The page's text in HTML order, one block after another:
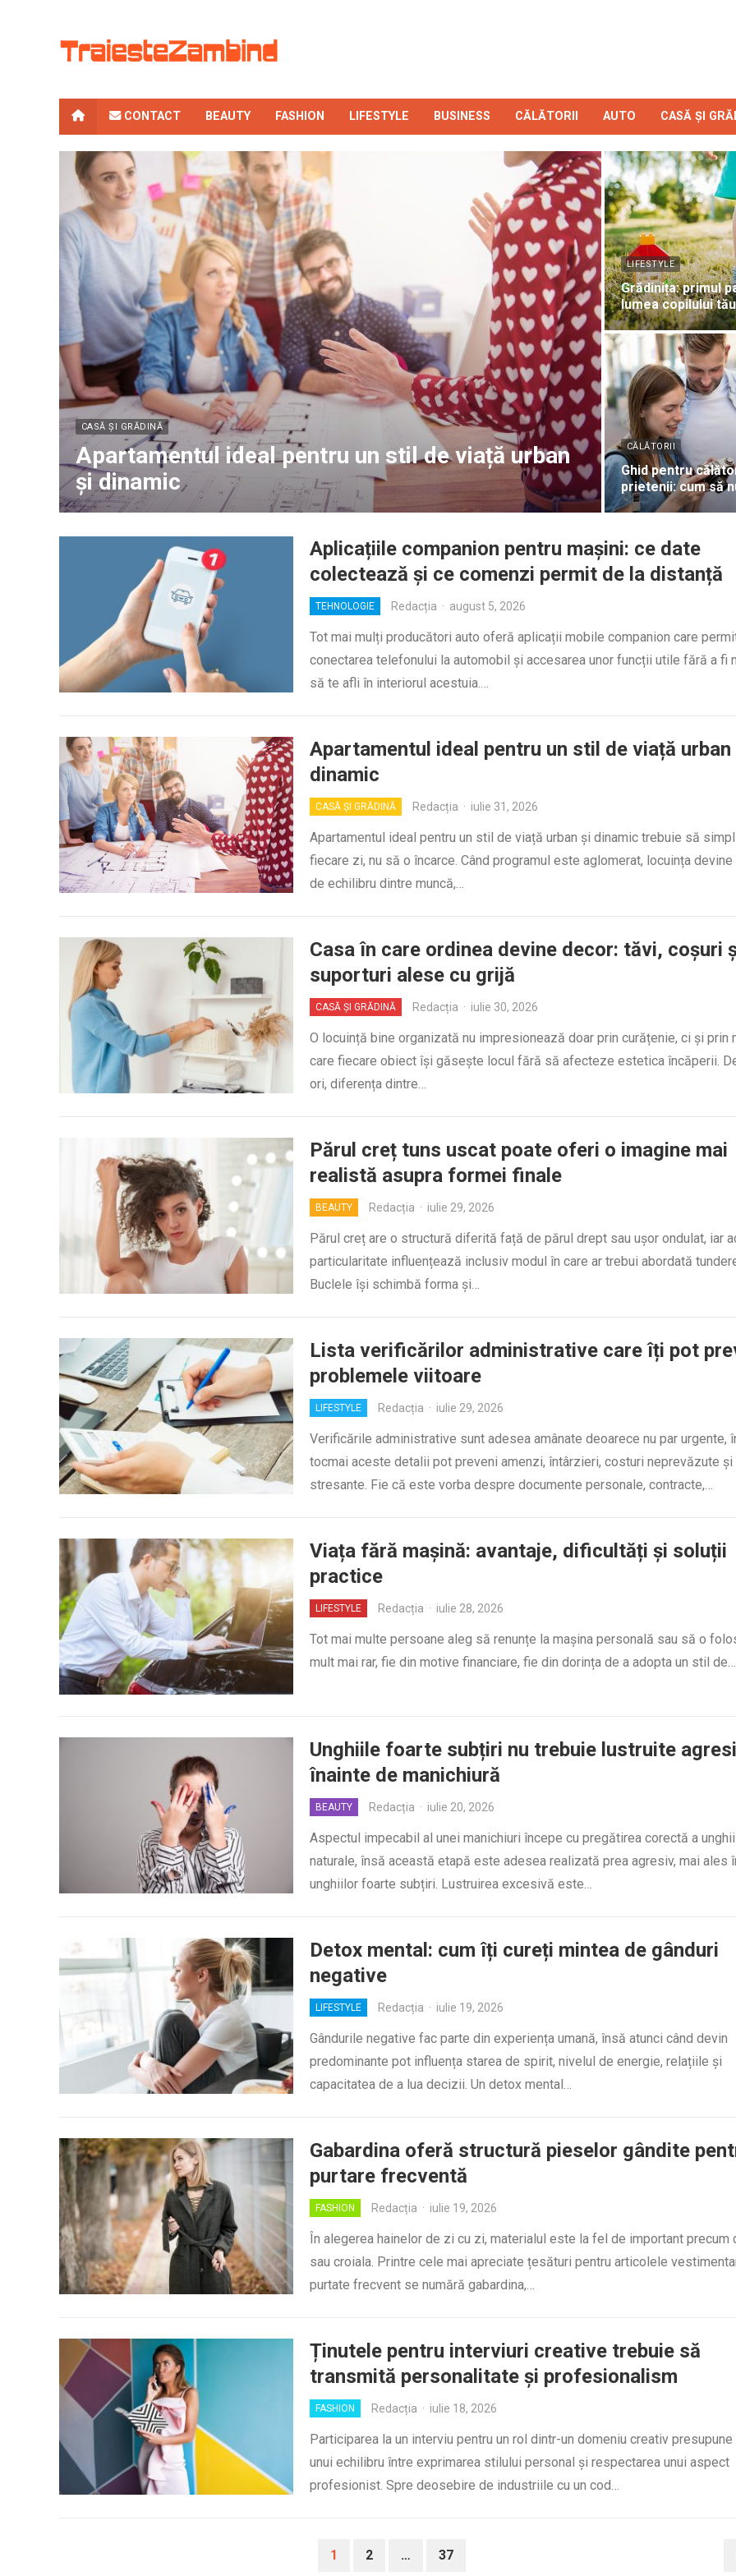
CONTACT BEAUTY FASHION LIFESTYLE BUSINESS CĂLĂTORII AUTO CASĂ ȘI
CASĂ ȘI GRĂDINĂ
Apartamentul ideal pentru un stil de viață urban
și dinamic
LIFESTYLE
Grădinița: primul
lumea copilului tău
CĂLĂTORII
Ghid pentru
prietenii: cum să
Aplicațiile companion pentru mașini: ce date
colectează și ce comenzi permit de la distanță
TEHNOLOGIE Redacția · august 5, 2026
Tot mai mulți producători auto oferă aplicații mobile companion care
conectarea telefonului la automobil și accesarea unor funcții utile fără a fi
să te afli în interiorul acestuia.…
Apartamentul ideal pentru un stil de viață urban
dinamic
CASĂ ȘI GRĂDINĂ Redacția · iulie 31, 2026
Apartamentul ideal pentru un stil de viață urban și dinamic trebuie să
fiecare zi, nu să o încarce. Când programul este aglomerat, locuința devine
de echilibru dintre muncă,…
Casa în care ordinea devine decor: tăvi, coșuri
suporturi alese cu grijă
CASĂ ȘI GRĂDINĂ Redacția · iulie 30, 2026
O locuință bine organizată nu impresionează doar prin curățenie, ci și prin
care fiecare obiect își găsește locul fără să afecteze estetica încăperii.
ori, diferența dintre…
Părul creț tuns uscat poate oferi o imagine mai
realistă asupra formei finale
BEAUTY Redacția · iulie 29, 2026
Părul creț are o structură diferită față de părul drept sau ușor ondulat, iar
particularitate influențează inclusiv modul în care ar trebui abordată
Buclele își schimbă forma și…
Lista verificărilor administrative care îți pot
problemele viitoare
LIFESTYLE Redacția · iulie 29, 2026
Verificările administrative sunt adesea amânate deoarece nu par urgente,
tocmai aceste detalii pot preveni amenzi, întârzieri, costuri neprevăzute
stresante. Fie că este vorba despre documente personale, contracte,…
Viața fără mașină: avantaje, dificultăți și soluții
practice
LIFESTYLE Redacția · iulie 28, 2026
Tot mai multe persoane aleg să renunțe la mașina personală sau să o
mult mai rar, fie din motive financiare, fie din dorința de a adopta un stil de…
Unghiile foarte subțiri nu trebuie lustruite
înainte de manichiură
BEAUTY Redacția · iulie 20, 2026
Aspectul impecabil al unei manichiuri începe cu pregătirea corectă a
naturale, însă această etapă este adesea realizată prea agresiv, mai ales
unghiilor foarte subțiri. Lustruirea excesivă este…
Detox mental: cum îți cureți mintea de gânduri
negative
LIFESTYLE Redacția · iulie 19, 2026
Gândurile negative fac parte din experiența umană, însă atunci când devin
predominante pot influența starea de spirit, nivelul de energie, relațiile și
capacitatea de a lua decizii. Un detox mental…
Gabardina oferă structură pieselor gândite
purtare frecventă
FASHION Redacția · iulie 19, 2026
În alegerea hainelor de zi cu zi, materialul este la fel de important precum
sau croiala. Printre cele mai apreciate țesături pentru articolele
purtate frecvent se numără gabardina,…
Ținutele pentru interviuri creative trebuie să
transmită personalitate și profesionalism
FASHION Redacția · iulie 18, 2026
Participarea la un interviu pentru un rol dintr-un domeniu creativ
unui echilibru între exprimarea stilului personal și respectarea unui aspect
profesionist. Spre deosebire de industriile cu un cod…
1 2 … 37